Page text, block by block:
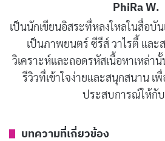
รีวิวและเรื่องย่อ แม่ซื้อ
PhiRa W.
เป็นนักเขียนอิสระที่หลงใหลในสื่อบั
เป็นภาพยนตร์ ซีรีส์ วาไรตี้ แล
วิเคราะห์และถอดรหัสเนื้อหาเหล่า
รีวิวที่เข้าใจง่ายและสนุกสนาน
ประสบการณ์ให้กั
บทความที่เกี่ยวข้อง